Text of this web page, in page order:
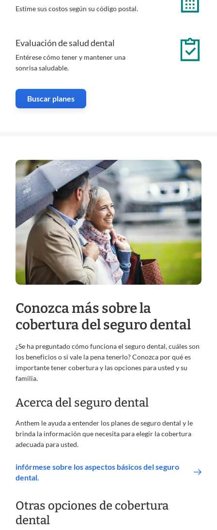
Estime sus costos según su código postal.
Evaluación de salud dental
Entérese cómo tener y mantener una
sonrisa saludable.
Buscar planes
Conozca más sobre la
cobertura del seguro dental
¿Se ha preguntado cómo funciona el seguro dental, cuáles son
los beneficios o si vale la pena tenerlo? Conozca por qué es
importante tener cobertura y las opciones para usted y su
familia.
Acerca del seguro dental
Anthem le ayuda a entender los planes de seguro dental y le
brinda la información que necesita para elegir la cobertura
adecuada para usted.
infórmese sobre los aspectos básicos del seguro
dental.
Otras opciones de cobertura
dental